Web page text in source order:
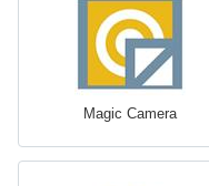
Magic Camera